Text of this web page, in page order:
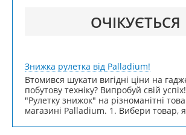
ОЧІКУЄТЬСЯ
Знижка рулетка від Palladium!
Втомився шукати вигідні ціни на
побутову техніку? Випробуй свій
"Рулетку знижок" на різноманітні
магазині Palladium. 1. Вибери товар,